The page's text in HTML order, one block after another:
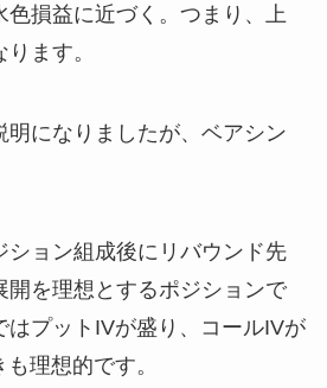
色損益に近づく。つまり、上
ます。
明になりましたが、ベアシン
ション組成後にリバウンド先
開を理想とするポジションで
はプットIVが盛り、コールIVが
理想的です。